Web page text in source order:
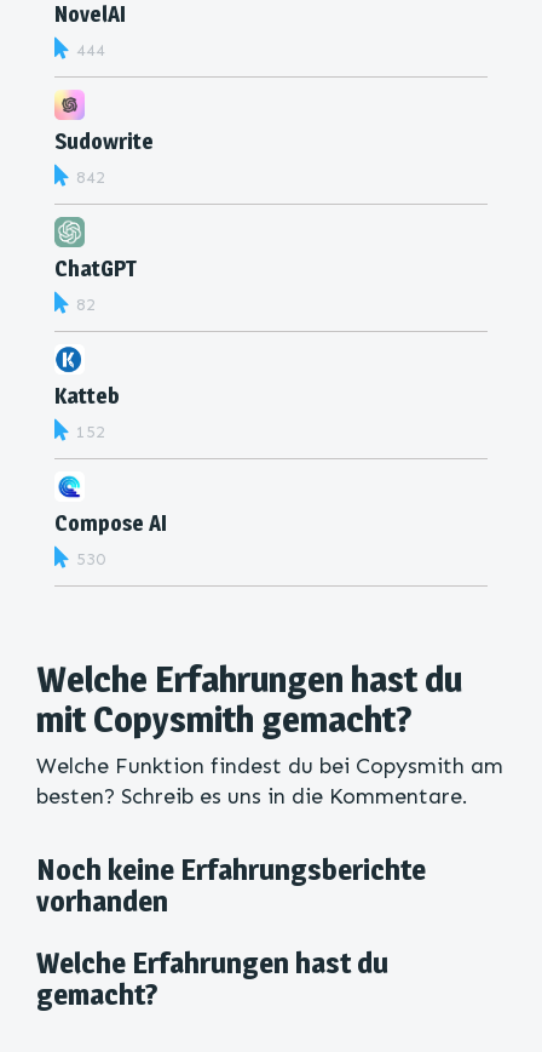
NovelAI
444
Sudowrite
842
ChatGPT
82
Katteb
152
Compose AI
530
Welche Erfahrungen hast du
mit Copysmith gemacht?
Welche Funktion findest du bei Copysmith am
besten? Schreib es uns in die Kommentare.
Noch keine Erfahrungsberichte
vorhanden
Welche Erfahrungen hast du
gemacht?